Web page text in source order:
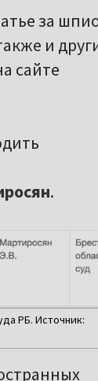
за
и
сайте
.
РБ. Источник: